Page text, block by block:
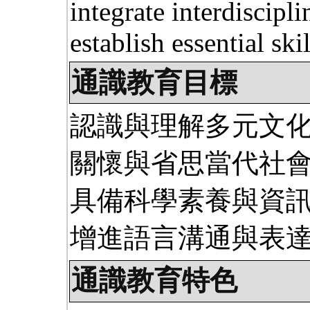
integrate
establish essential
通識教育目標
認識與理解多元文
關懷與省思當代社
具備科學素養與資
增進語言溝通與表
通識教育特色